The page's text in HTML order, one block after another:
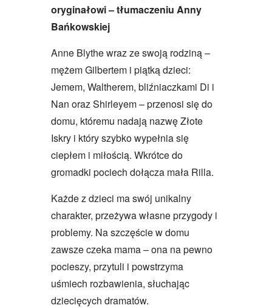
oryginałowi – tłumaczeniu Anny
Bańkowskiej
Anne Blythe wraz ze swoją rodziną –
mężem Gilbertem i piątką dzieci:
Jemem, Waltherem, bliźniaczkami Di i
Nan oraz Shirleyem – przenosi się do
domu, któremu nadają nazwę Złote
Iskry i który szybko wypełnia się
ciepłem i miłością. Wkrótce do
gromadki pociech dołącza mała Rilla.
Każde z dzieci ma swój unikalny
charakter, przeżywa własne przygody i
problemy. Na szczęście w domu
zawsze czeka mama – ona na pewno
pocieszy, przytuli i powstrzyma
uśmiech rozbawienia, słuchając
dziecięcych dramatów.